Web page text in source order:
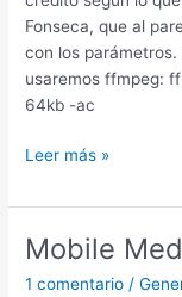
Fonseca, que al
con los
usaremos ffmpeg:
64kb -ac
Crear
comprimidos
nivel
de
Leer más »
Mobile
1 comentario /